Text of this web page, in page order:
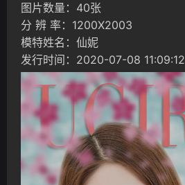
图片数量：40张
分 辨 率：1200X2003
模特姓名：仙妮
发行时间：2020-07-08 11:09:12